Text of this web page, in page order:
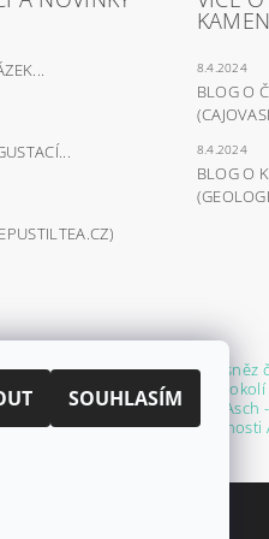
8.4.2024
BLOG O
8.4.2024
BLOG O
| degustace čajů a bylin sněz
vše o Thajsku a blízkém okolí
- město, které nestárne... Asch
| p Ašáci! - úspěšné osobnosti
SOUHLASÍM